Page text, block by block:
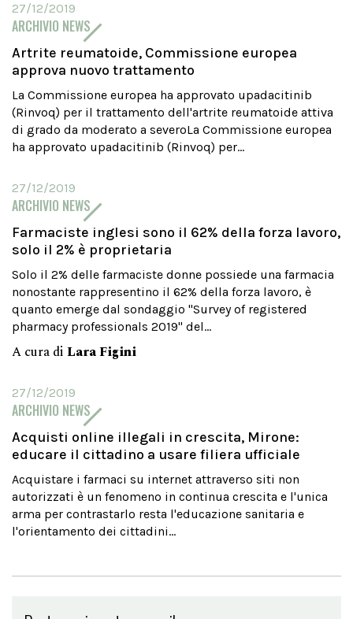
27/12/2019
ARCHIVIO NEWS
Artrite reumatoide, Commissione europea
approva nuovo trattamento
La Commissione europea ha approvato upadacitinib
(Rinvoq) per il trattamento dell'artrite reumatoide attiva
di grado da moderato a severoLa Commissione europea
ha approvato upadacitinib (Rinvoq) per...
27/12/2019
ARCHIVIO NEWS
Farmaciste inglesi sono il 62% della forza lavoro,
solo il 2% è proprietaria
Solo il 2% delle farmaciste donne possiede una farmacia
nonostante rappresentino il 62% della forza lavoro, è
quanto emerge dal sondaggio "Survey of registered
pharmacy professionals 2019" del...
A cura di Lara Figini
27/12/2019
ARCHIVIO NEWS
Acquisti online illegali in crescita, Mirone:
educare il cittadino a usare filiera ufficiale
Acquistare i farmaci su internet attraverso siti non
autorizzati è un fenomeno in continua crescita e l'unica
arma per contrastarlo resta l'educazione sanitaria e
l'orientamento dei cittadini...